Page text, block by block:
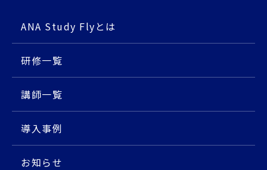
ANA Study Flyとは
研修⼀覧
講師⼀覧
導入事例
お知らせ